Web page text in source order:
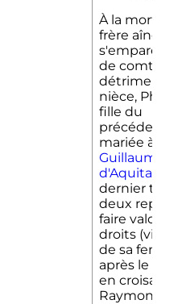
À la mort de
frère aîné il
s'empare
de comte au
détriment
nièce,
fille du
précédent
mariée à
Guillaume
d'Aquitaine
dernier
deux
faire valoir
droits (via
de sa
après le
en croisade
Raymond